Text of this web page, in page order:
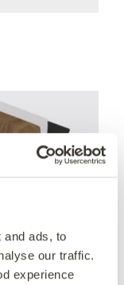
and ads, to
our traffic.
experience